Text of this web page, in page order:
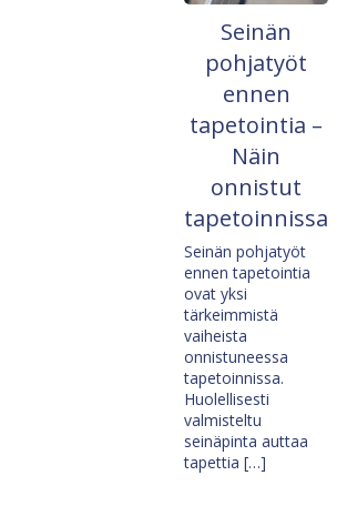
Seinän
pohjatyöt
ennen
tapetointia –
Näin
onnistut
tapetoinnissa
Seinän pohjatyöt
ennen tapetointia
ovat yksi
tärkeimmistä
vaiheista
onnistuneessa
tapetoinnissa.
Huolellisesti
valmisteltu
seinäpinta auttaa
tapettia […]